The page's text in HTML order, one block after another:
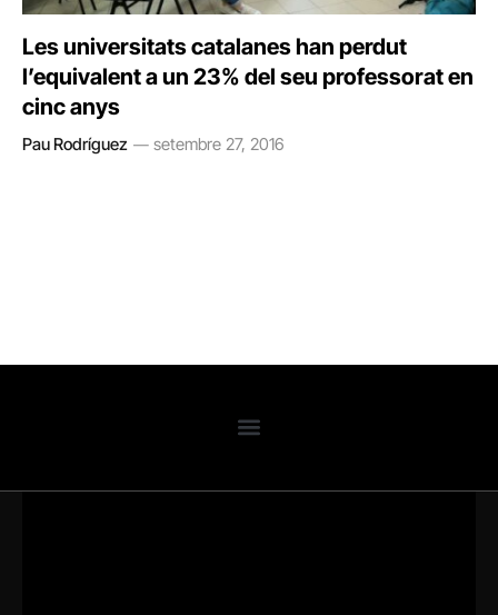
Les universitats catalanes han perdut
l’equivalent a un 23% del seu professorat en
cinc anys
Pau Rodríguez setembre 27, 2016